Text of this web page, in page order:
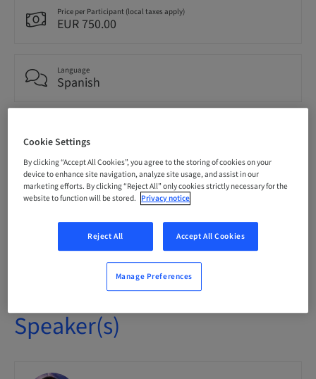
Price per Participant (local taxes apply)
EUR 750.00
Language
Spanish
0.00 Points
Delivery method
Theoretical
Speaker(s)
Cookie Settings
By clicking “Accept All Cookies”, you agree to the storing of cookies on your
device to enhance site navigation, analyze site usage, and assist in our
marketing efforts. By clicking “Reject All” only cookies strictly necessary for the
website to function will be stored. Privacy notice
Reject All Accept All Cookies
Manage Preferences